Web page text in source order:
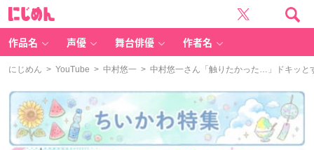
作品名 声優 舞台俳優 作者名
にじめん > YouTube > 中村悠一 > 中村悠一さん「触りたかった…」ドキッと